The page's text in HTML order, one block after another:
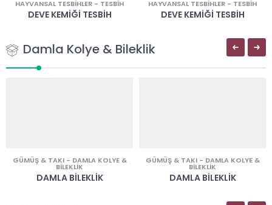
HAYVANSAL TESBIHLER - TESBIH
DEVE KEMIĞI TESBIH
HAYVANSAL TESBIHLER - TESBIH
DEVE KEMIĞI TESBIH
Damla Kolye & Bileklik
GÜMÜŞ & TAKI- DAMLA KOLYE &
BILEKLIK
DAMLA BILEKLIK
GÜMÜŞ & TAKI- DAMLA KOLYE &
BILEKLIK
DAMLA BILEKLIK